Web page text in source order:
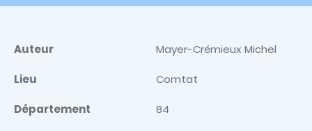
Auteur Mayer-Crémieux Michel
Lieu Comtat
Département 84